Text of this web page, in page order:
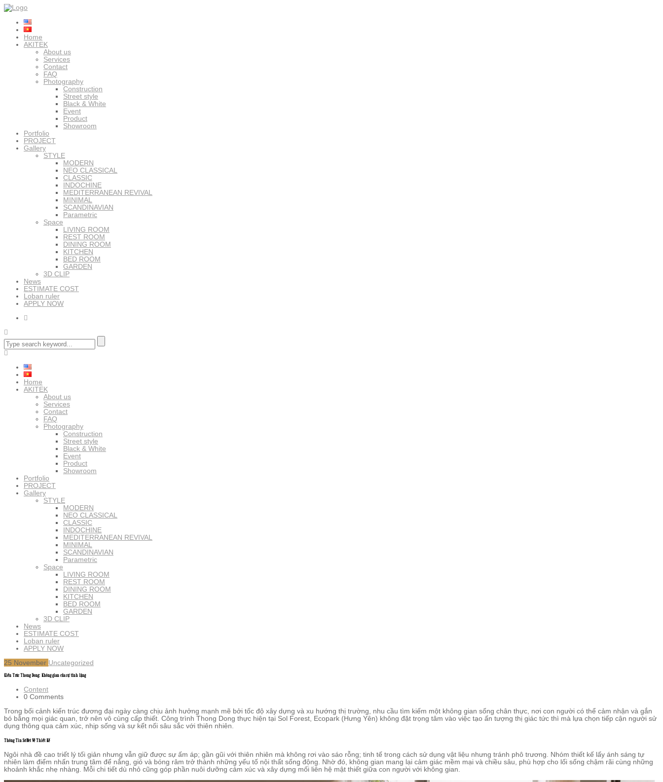
Home
AKITEK
About us
Services
Contact
FAQ
Photography
Construction
Street style
Black & White
Event
Product
Showroom
Portfolio
PROJECT
Gallery
STYLE
MODERN
NEO CLASSICAL
CLASSIC
INDOCHINE
MEDITERRANEAN REVIVAL
MINIMAL
SCANDINAVIAN
Parametric
Space
LIVING ROOM
REST ROOM
DINING ROOM
KITCHEN
BED ROOM
GARDEN
3D CLIP
News
ESTIMATE COST
Loban ruler
APPLY NOW
Home
AKITEK
About us
Services
Contact
FAQ
Photography
Construction
Street style
Black & White
Event
Product
Showroom
Portfolio
PROJECT
Gallery
STYLE
MODERN
NEO CLASSICAL
CLASSIC
INDOCHINE
MEDITERRANEAN REVIVAL
MINIMAL
SCANDINAVIAN
Parametric
Space
LIVING ROOM
REST ROOM
DINING ROOM
KITCHEN
BED ROOM
GARDEN
3D CLIP
News
ESTIMATE COST
Loban ruler
APPLY NOW
25 November Uncategorized
Kiến Trúc Thong Dong: Không gian của sự tĩnh lặng
Content
0 Comments
Trong bối cảnh kiến trúc đương đại ngày càng chịu ảnh hưởng mạnh mẽ bởi tốc độ xây dựng và xu hướng thị trường, nhu cầu tìm kiếm một không gian sống chân thực, nơi con người có thể cảm nhận và gắn
bó bằng mọi giác quan, trở nên vô cùng cấp thiết. Công trình Thong Dong thực hiện tại Sol Forest, Ecopark (Hưng Yên) không đặt trọng tâm vào việc tạo ấn tượng thị giác tức thì mà lựa chọn tiếp cận người sử
dụng thông qua cảm xúc, nhịp sống và sự kết nối sâu sắc với thiên nhiên.
Thông Tin Sơ Nét Về Thiết Kế
Ngôi nhà đề cao triết lý tối giản nhưng vẫn giữ được sự ấm áp; gần gũi với thiên nhiên mà không rơi vào sáo rỗng; tinh tế trong cách sử dụng vật liệu nhưng tránh phô trương. Nhóm thiết kế lấy ánh sáng tự
nhiên làm điểm nhấn trung tâm để nắng, gió và bóng râm trở thành những yếu tố nội thất sống động. Nhờ đó, không gian mang lại cảm giác mềm mại và chiều sâu, phù hợp cho lối sống chậm rãi cùng những
khoảnh khắc nhẹ nhàng. Mỗi chi tiết dù nhỏ cũng góp phần nuôi dưỡng cảm xúc và xây dựng mối liên hệ mật thiết giữa con người với không gian.